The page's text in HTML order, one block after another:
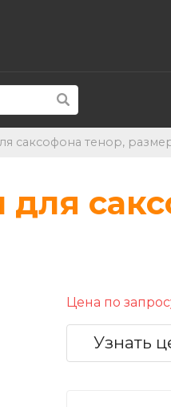
саксофона тенор,
для
Цена по
Узнать